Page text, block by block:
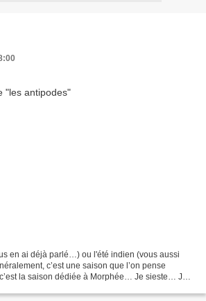
en ai déjà parlé…) ou l'été indien (vous aussi
c’est une saison que l’on pense
la saison dédiée à Morphée… Je sieste… Je